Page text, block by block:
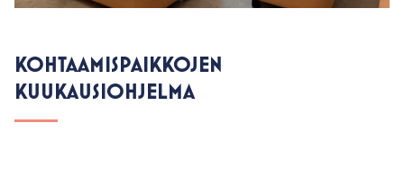
KOHTAAMISPAIKKOJEN
KUUKAUSIOHJELMA